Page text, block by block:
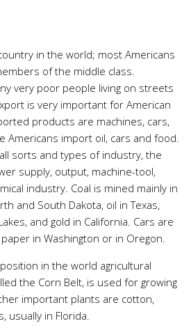
in the world; most Americans
of the middle class.
very poor people living on streets
is very important for American
products are machines, cars,
Americans import oil, cars and food.
sorts and types of industry, the
supply, output, machine-tool,
industry. Coal is mined mainly in
and South Dakota, oil in Texas,
and gold in California. Cars are
in Washington or in Oregon.
in the world agricultural
the Corn Belt, is used for growing
important plants are cotton,
usually in Florida.